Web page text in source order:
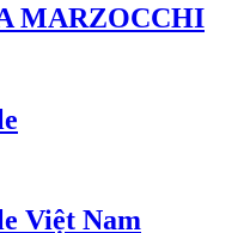
MARZOCCHI
Việt Nam